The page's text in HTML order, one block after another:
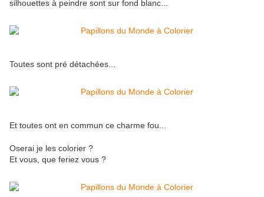
silhouettes à peindre sont sur fond blanc...
Toutes sont pré détachées...
Et toutes ont en commun ce charme fou...
Oserai je les colorier ?
Et vous, que feriez vous ?